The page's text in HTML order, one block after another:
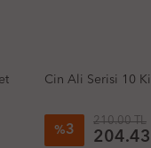
Can
%3